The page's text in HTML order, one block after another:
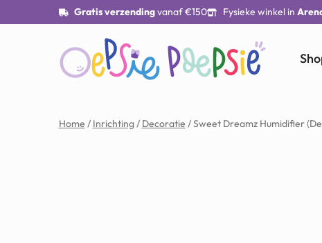
Gratis verzendingvanaf €150 Fysieke winkel in
Home / Inrichting/ Decoratie / Sweet Dreamz Humidifier